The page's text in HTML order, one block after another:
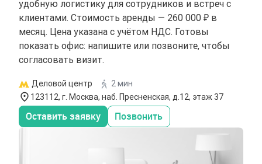
удобную логистику для сотрудников и встреч с
клиентами. Стоимость аренды — 260 000 ₽ в
месяц. Цена указана с учётом НДС. Готовы
показать офис: напишите или позвоните, чтобы
согласовать визит.
Деловой центр
2 мин
123112, г. Москва, наб. Пресненская, д.12, этаж 37
Оставить заявку Позвонить